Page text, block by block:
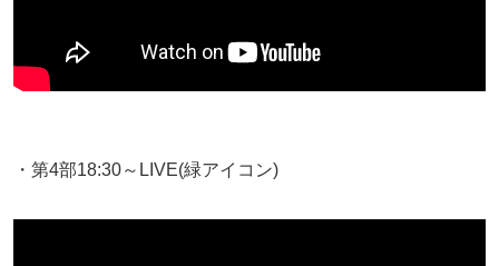
・第4部18:30～LIVE(緑アイコン)